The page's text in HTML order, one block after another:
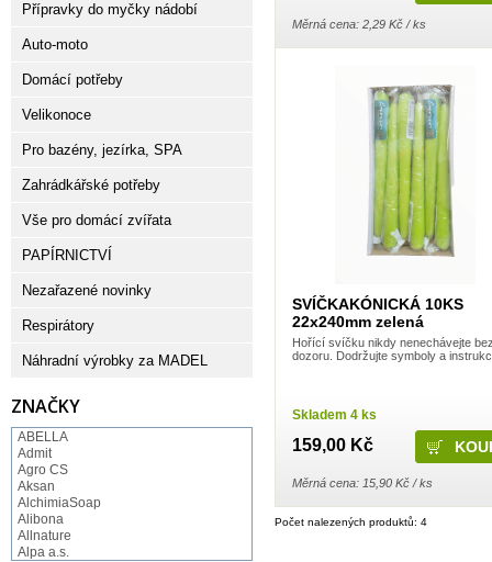
Měrná cena: 2,29 Kč / ks
SVÍČKAKÓNICKÁ 10KS
22x240mm zelená
Hořící svíčku nikdy nenechávejte
dozoru. Dodržujte symboly a
Skladem 4 ks
159,00 Kč
Měrná cena: 15,90 Kč / ks
Počet nalezených produktů: 4
Přípravky do myčky nádobí
Auto-moto
Domácí potřeby
Velikonoce
Pro bazény, jezírka, SPA
Zahrádkářské potřeby
Vše pro domácí zvířata
PAPÍRNICTVÍ
Nezařazené novinky
Respirátory
Náhradní výrobky za MADEL
ZNAČKY
ABELLA
Admit
Agro CS
Aksan
AlchimiaSoap
Alibona
Allnature
Alpa a.s.